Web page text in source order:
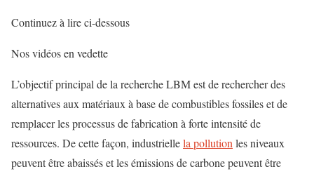
Continuez à lire ci-dessous
Nos vidéos en vedette
L’objectif principal de la recherche LBM est de rechercher des
alternatives aux matériaux à base de combustibles fossiles et de
remplacer les processus de fabrication à forte intensité de
ressources. De cette façon, industriellela pollutionles niveaux
peuvent être abaissés et les émissions de carbone peuvent être